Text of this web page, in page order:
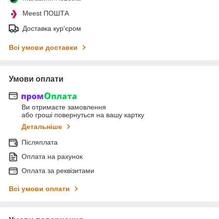
Meest ПОШТА
Доставка кур'єром
Всі умови доставки
Умови оплати
Ви отримаєте замовлення
або гроші повернуться на вашу картку
Детальніше
Післяплата
Оплата на рахунок
Оплата за реквізитами
Всі умови оплати